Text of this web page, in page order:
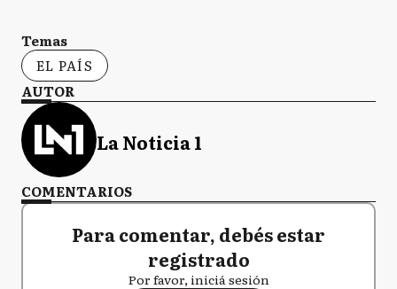
Temas
EL PAÍS
AUTOR
La Noticia 1
COMENTARIOS
Para comentar, debés estar
registrado
Por favor, iniciá sesión